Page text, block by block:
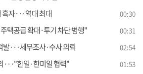
자···역대 최대 00:30
택공급 확대·투기 차단 병행" 00:31
···세무조사·수사 의뢰 02:54
···"한일·한미일 협력" 01:53